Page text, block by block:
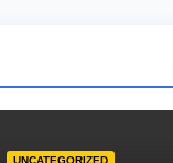
UNCATEGORIZED